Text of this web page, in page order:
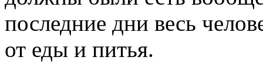
последние дни весь
от еды и питья.